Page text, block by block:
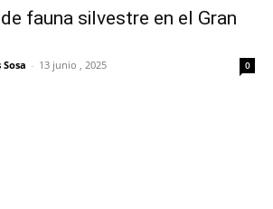
fauna silvestre en el Gran
- 13 junio , 2025 0